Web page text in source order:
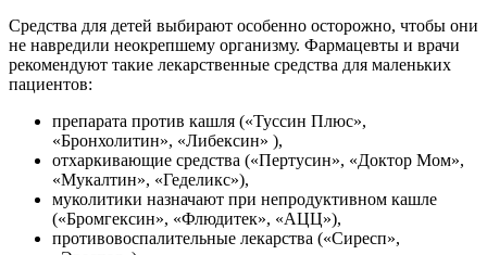
Средства для детей выбирают особенно осторожно, чтобы они
не навредили неокрепшему организму. Фармацевты и врачи
рекомендуют такие лекарственные средства для маленьких
пациентов:
препарата против кашля («Туссин Плюс»,
«Бронхолитин», «Либексин» ),
отхаркивающие средства («Пертусин», «Доктор Мом»,
«Мукалтин», «Геделикс»),
муколитики назначают при непродуктивном кашле
(«Бромгексин», «Флюдитек», «АЦЦ»),
противовоспалительные лекарства («Сиресп»,